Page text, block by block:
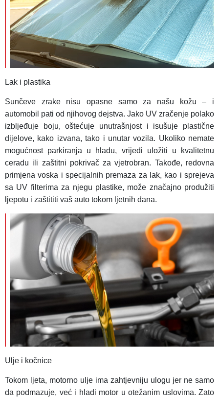
Lak i plastika
Sunčeve zrake nisu opasne samo za našu kožu – i
automobil pati od njihovog dejstva. Jako UV zračenje polako
izbljeđuje boju, oštećuje unutrašnjost i isušuje plastične
dijelove, kako izvana, tako i unutar vozila. Ukoliko nemate
mogućnost parkiranja u hladu, vrijedi uložiti u kvalitetnu
ceradu ili zaštitni pokrivač za vjetrobran. Takođe, redovna
primjena voska i specijalnih premaza za lak, kao i sprejeva
sa UV filterima za njegu plastike, može značajno produžiti
ljepotu i zaštititi vaš auto tokom ljetnih dana.
Ulje i kočnice
Tokom ljeta, motorno ulje ima zahtjevniju ulogu jer ne samo
da podmazuje, već i hladi motor u otežanim uslovima. Zato